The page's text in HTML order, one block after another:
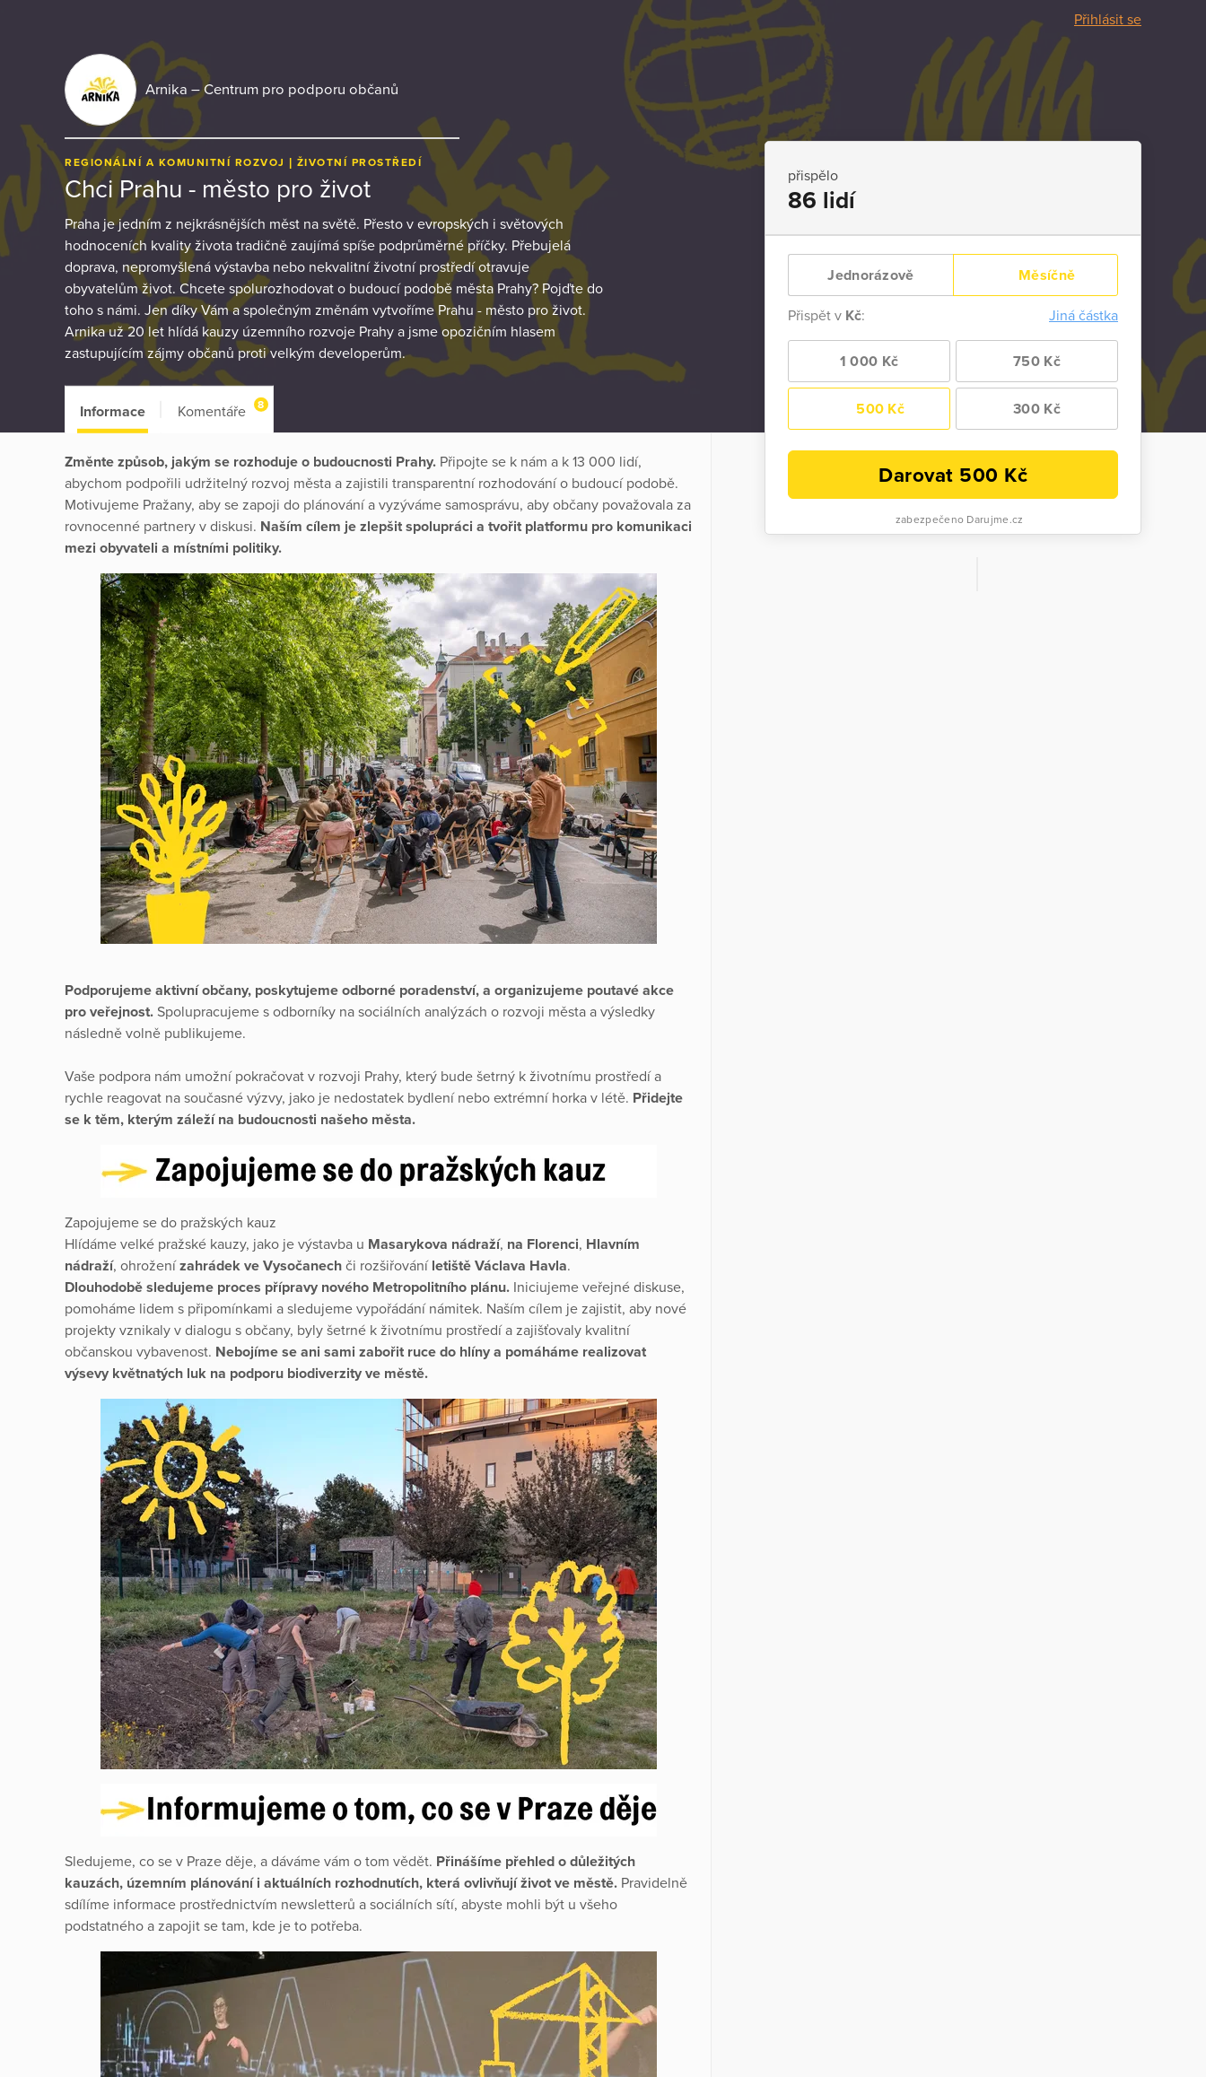
Přihlásit se
Arnika – Centrum pro podporu občanů
REGIONÁLNÍ A KOMUNITNÍ ROZVOJ ŽIVOTNÍ PROSTŘEDÍ
Chci Prahu - město pro život
Praha je jedním z nejkrásnějších měst na světě. Přesto v evropských i světových
hodnoceních kvality života tradičně zaujímá spíše podprůměrné příčky. Přebujelá
doprava, nepromyšlená výstavba nebo nekvalitní životní prostředí otravuje
obyvatelům život. Chcete spolurozhodovat o budoucí podobě města Prahy? Pojďte do
toho s námi. Jen díky Vám a společným změnám vytvoříme Prahu - město pro život.
Arnika už 20 let hlídá kauzy územního rozvoje Prahy a jsme opozičním hlasem
zastupujícím zájmy občanů proti velkým developerům.
přispělo
86 lidí
Jednorázově Měsíčně
Přispět v Kč: Jiná částka
1 000 Kč 750 Kč
500 Kč 300 Kč
Darovat 500 Kč
zabezpečeno Darujme.cz
Informace Komentáře 8
Změnte způsob, jakým se rozhoduje o budoucnosti Prahy. Připojte se k nám a k 13 000 lidí,
abychom podpořili udržitelný rozvoj města a zajistili transparentní rozhodování o budoucí podobě.
Motivujeme Pražany, aby se zapoji do plánování a vyzýváme samosprávu, aby občany považovala za
rovnocenné partnery v diskusi. Naším cílem je zlepšit spolupráci a tvořit platformu pro komunikaci
mezi obyvateli a místními politiky.
Podporujeme aktivní občany, poskytujeme odborné poradenství, a organizujeme poutavé akce
pro veřejnost. Spolupracujeme s odborníky na sociálních analýzách o rozvoji města a výsledky
následně volně publikujeme.
Vaše podpora nám umožní pokračovat v rozvoji Prahy, který bude šetrný k životnímu prostředí a
rychle reagovat na současné výzvy, jako je nedostatek bydlení nebo extrémní horka v létě. Přidejte
se k těm, kterým záleží na budoucnosti našeho města.
Zapojujeme se do pražských kauz
Hlídáme velké pražské kauzy, jako je výstavba u Masarykova nádraží, na Florenci, Hlavním
nádraží, ohroženízahrádek ve Vysočanech či rozšiřování letiště Václava Havla.
Dlouhodobě sledujeme proces přípravy nového Metropolitního plánu. Iniciujeme veřejné diskuse,
pomoháme lidem s připomínkami a sledujeme vypořádání námitek. Naším cílem je zajistit, aby nové
projekty vznikaly v dialogu s občany, byly šetrné k životnímu prostředí a zajišťovaly kvalitní
občanskou vybavenost. Nebojíme se ani sami zabořit ruce do hlíny a pomáháme realizovat
výsevy květnatých luk na podporu biodiverzity ve městě.
Sledujeme, co se v Praze děje, a dáváme vám o tom vědět. Přinášíme přehled o důležitých
kauzách, územním plánování i aktuálních rozhodnutích, která ovlivňují život ve městě. Pravidelně
sdílíme informace prostřednictvím newsletterů a sociálních sítí, abyste mohli být u všeho
podstatného a zapojit se tam, kde je to potřeba.